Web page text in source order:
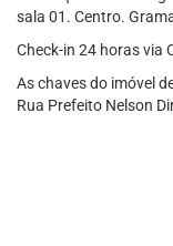
sala 01. Centro.
Check-in 24 horas via
As chaves do imóvel
Rua Prefeito Nelson